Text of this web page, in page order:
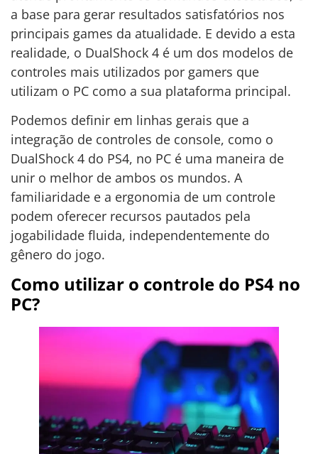
a base para gerar resultados satisfatórios nos
principais games da atualidade. E devido a esta
realidade, o DualShock 4 é um dos modelos de
controles mais utilizados por gamers que
utilizam o PC como a sua plataforma principal.
Podemos definir em linhas gerais que a
integração de controles de console, como o
DualShock 4 do PS4, no PC é uma maneira de
unir o melhor de ambos os mundos. A
familiaridade e a ergonomia de um controle
podem oferecer recursos pautados pela
jogabilidade fluida, independentemente do
gênero do jogo.
Como utilizar o controle do PS4 no
PC?